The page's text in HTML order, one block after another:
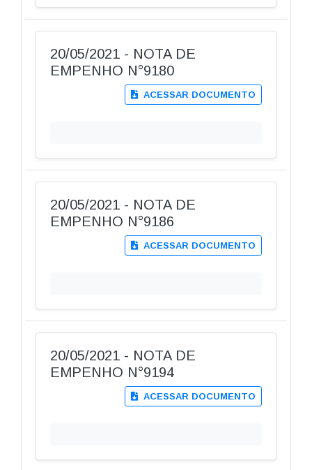
20/05/2021 - NOTA DE
EMPENHO N°9180
ACESSAR DOCUMENTO
20/05/2021 - NOTA DE
EMPENHO N°9186
ACESSAR DOCUMENTO
20/05/2021 - NOTA DE
EMPENHO N°9194
ACESSAR DOCUMENTO